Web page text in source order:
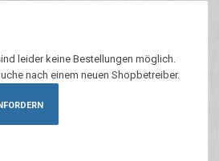
leider keine Bestellungen möglich.
nach einem neuen Shopbetreiber.